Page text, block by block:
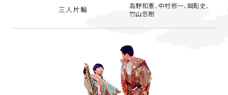
三人片輪
高野和憲、中村修一、岡聡史、
竹山悠樹